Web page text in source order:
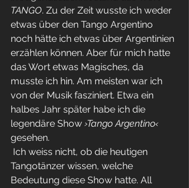
TANGO. Zu der Zeit wusste ich weder
etwas über den Tango Argentino
noch hätte ich etwas über Argentinien
erzählen können. Aber für mich hatte
das Wort etwas Magisches, da
musste ich hin. Am meisten war ich
von der Musik fasziniert. Etwa ein
halbes Jahr später habe ich die
legendäre Show ›Tango Argentino‹
gesehen.
Tangotänzer wissen, welche
Bedeutung diese Show hatte. All